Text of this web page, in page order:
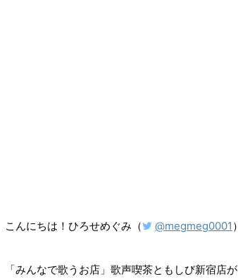
こんにちは！ひろせめぐみ（ @megmeg0001
「みんなで歌うお店」歌声喫茶ともしび新宿